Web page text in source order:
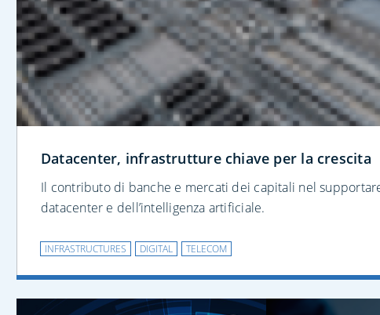
Datacenter, infrastrutture chiave per la crescita
Il contributo di banche e mercati dei capitali nel
datacenter e dell’intelligenza artificiale.
INFRASTRUCTURES DIGITAL TELECOM